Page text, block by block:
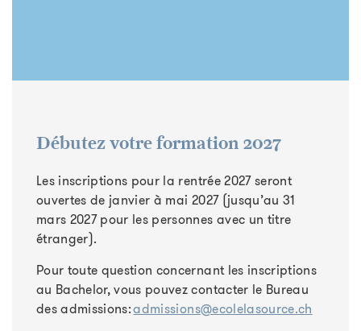
Débutez votre formation 2027
Les inscriptions pour la rentrée 2027 seront
ouvertes de janvier à mai 2027 (jusqu’au 31
mars 2027 pour les personnes avec un titre
étranger).
Pour toute question concernant les inscriptions
au Bachelor, vous pouvez contacter le Bureau
des admissions:admissions@ecolelasource.ch